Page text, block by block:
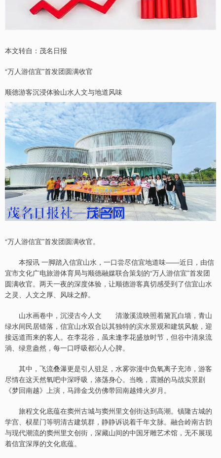
本文转自：茂名日报
“万人游信宜”首发团圆满收官
顺德游客沉浸体验山水人文与地道风味
“万人游信宜”首发团圆满收官。
本报讯 一脚踏入信宜山水，一口尝尽信宜地道味——近日，由信
宜市文化广电旅游体育局与顺德融媒联合策划的“万人游信宜”首发团
圆满收官。两天一夜的深度体验，让顺德游客真切感受到了信宜山水
之灵、人文之厚、风味之醇。
山水画卷中，沉浸古今人文 清澈溪流映照着黛瓦白墙，青山
绿水间民居错落，信宜山水双合以其独特的滨水景观和建筑风貌，迎
接远道而来的客人。在李花谷，虽未逢李花盛放时节，但谷中清泉流
淌、绿意盎然，每一口呼吸都沁人心脾。
其中，飞流叠瀑更是引人驻足，水雾弥漫中负氧离子充沛，游客
尽情在这天然氧吧中深呼吸，涤荡身心。当晚，震撼的马战实景剧
《梦回南越》上演，马蹄金戈仿佛带回南越烽火岁月。
旅程文化底蕴在窦州古城与窦州里文创街达到高潮。镇隆古城的
学宫、棂星门等明清古建筑群，静静诉说着千年文脉。融合岭南古韵
与现代潮流的窦州里文创街，深藏山间的中国牙雕艺术馆，无不展现
着信宜深厚的文化底蕴。